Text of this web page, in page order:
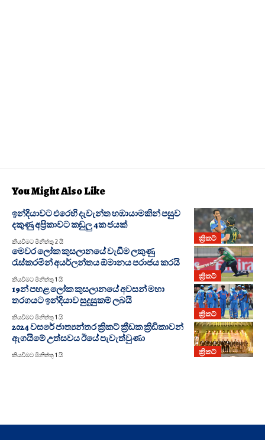
You Might Also Like
ක්‍රිකට්
ඉන්දියාවට එරෙහි දැවැන්ත හඹායාමකින් පසුව
දකුණු අප්‍රිකාවට කඩුලු 4ක ජයක්
කියවීමට මිනිත්තු 2 යි
ක්‍රිකට්
මෙවර ලෝක කුසලානයේ වැඩිම ලකුණු
රැස්කරමින් අයර්ලන්තය ඕමානය පරාජය කරයි
කියවීමට මිනිත්තු 1 යි
ක්‍රිකට්
19න් පහළ ලෝක කුසලානයේ අවසන් මහා
තරගයට ඉන්දියාව සුදුසුකම් ලබයි
කියවීමට මිනිත්තු 1 යි
ක්‍රිකට්
2024 වසරේ ජාත්‍යන්තර ක්‍රිකට් ක්‍රීඩක ක්‍රිඩිකාවන්
ඇගයීමේ උත්සවය ඊයේ පැවැත්වුණා
කියවීමට මිනිත්තු 1 යි